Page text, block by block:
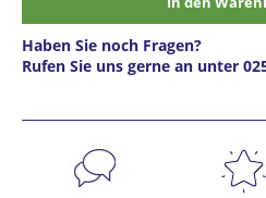
Haben Sie noch Fragen?
Rufen Sie uns gerne an unter
Preis anfragen